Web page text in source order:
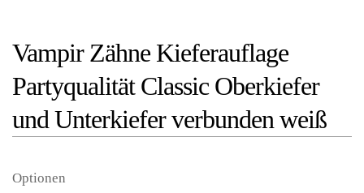
Vampir Zähne Kieferauflage
Partyqualität Classic Oberkiefer
und Unterkiefer verbunden weiß
Optionen